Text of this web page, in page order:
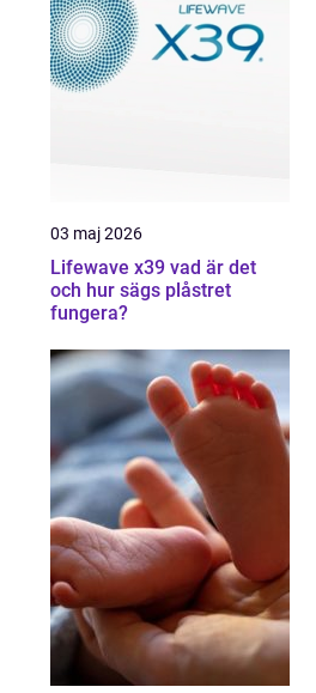
03 maj 2026
Lifewave x39 vad är det
och hur sägs plåstret
fungera?